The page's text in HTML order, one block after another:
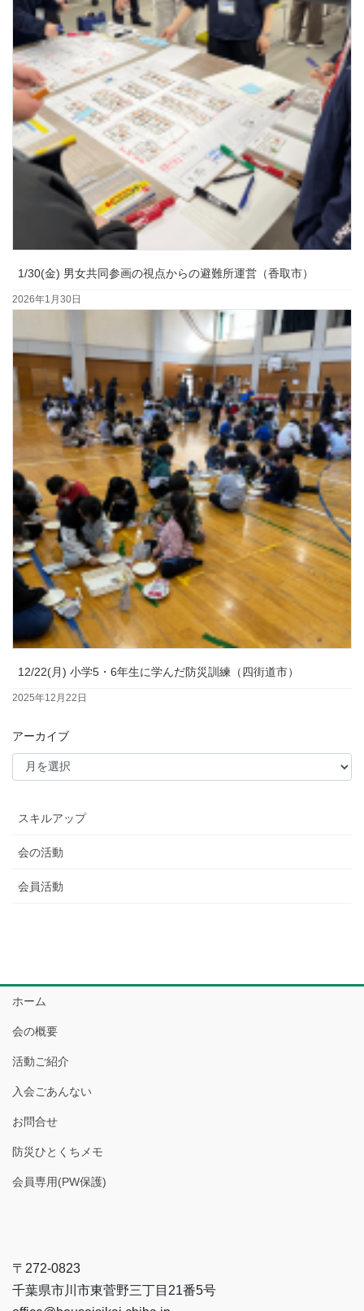
1/30(金) 男女共同参画の視点からの避難所運営（香取市）
2026年1月30日
12/22(月) 小学5・6年生に学んだ防災訓練（四街道市）
2025年12月22日
アーカイブ
スキルアップ
会の活動
会員活動
ホーム
会の概要
活動ご紹介
入会ごあんない
お問合せ
防災ひとくちメモ
会員専用(PW保護)
〒272-0823
千葉県市川市東菅野三丁目21番5号